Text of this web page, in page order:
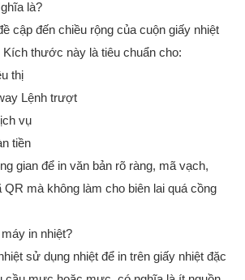
là?
cập đến chiều rộng của cuộn giấy nhiệt
thước này là tiêu chuẩn cho:
thị
Lệnh trượt
vụ
tiền
gian để in văn bản rõ ràng, mã vạch,
mà không làm cho biên lai quá cồng
in nhiệt?
sử dụng nhiệt để in trên giấy nhiệt đặc